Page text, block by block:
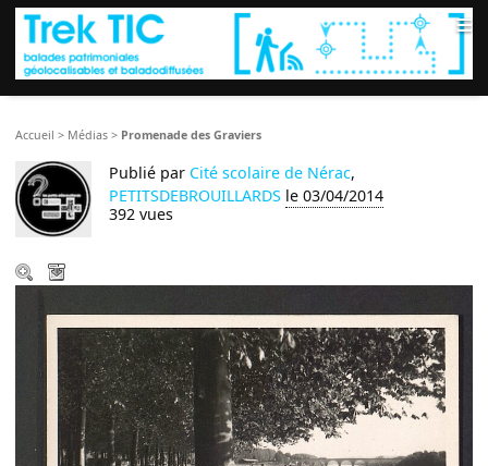
≡
Accueil > Médias > Promenade des Graviers
Publié par Cité scolaire de Nérac,
PETITSDEBROUILLARDS le 03/04/2014
392 vues